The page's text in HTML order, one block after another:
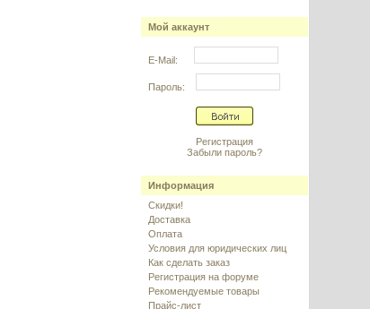
Мой аккаунт
E-Mail:
Пароль:
Регистрация
Забыли пароль?
Информация
Скидки!
Доставка
Оплата
Условия для юридических лиц
Как сделать заказ
Регистрация на форуме
Рекомендуемые товары
Прайс-лист